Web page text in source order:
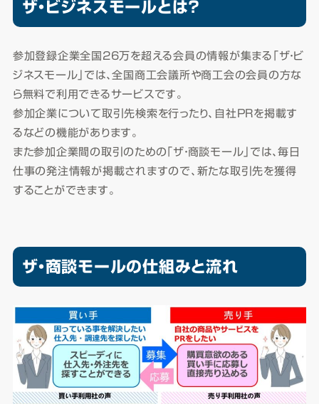
ザ・ビジネスモールとは？
参加登録企業全国26万を超える会員の情報が集まる「ザ・ビ
ジネスモール」では、全国商工会議所や商工会の会員の方な
ら無料で利用できるサービスです。
参加企業について取引先検索を行ったり、自社PRを掲載す
るなどの機能があります。
また参加企業間の取引のための「ザ・商談モール」では、毎日
仕事の発注情報が掲載されますので、新たな取引先を獲得
することができます。
ザ・商談モールの仕組みと流れ